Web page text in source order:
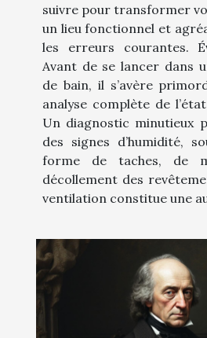
suivre pour transformer
un lieu fonctionnel et
les erreurs courantes.
Avant de se lancer dans
de bain, il s’avère
analyse complète de
Un diagnostic minutieux
des signes d’humidité,
forme de taches, de
décollement des
ventilation constitue une